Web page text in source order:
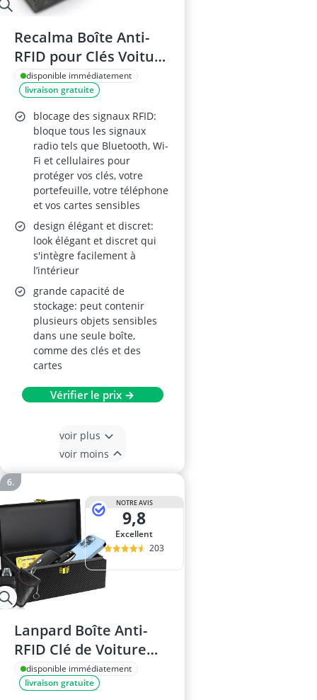
Recalma Boîte Anti-
RFID pour Clés Voiture
– Keyless Go, 21 x 12 x
6 cm, Noir
disponible immédiatement
livraison gratuite
blocage des signaux RFID:
bloque tous les signaux
radio tels que Bluetooth, Wi-
Fi et cellulaires pour
protéger vos clés, votre
portefeuille, votre téléphone
et vos cartes sensibles
design élégant et discret:
look élégant et discret qui
s'intègre facilement à
l’intérieur
grande capacité de
stockage: peut contenir
plusieurs objets sensibles
dans une seule boîte,
comme des clés et des
cartes
Vérifier le prix →
voir plus
voir moins
NOTRE AVIS
9,8
Excellent
203
Lanpard Boîte Anti-
RFID Clé de Voiture
avec Étui et Blocage
de Signal
disponible immédiatement
livraison gratuite